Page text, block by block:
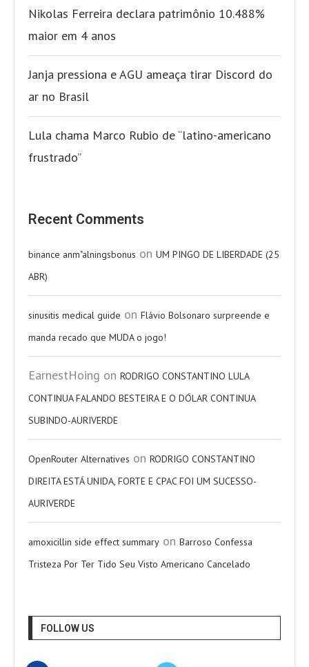
Nikolas Ferreira declara patrimônio 10.488%
maior em 4 anos
Janja pressiona e AGU ameaça tirar Discord do
ar no Brasil
Lula chama Marco Rubio de “latino-americano
frustrado”
Recent Comments
binance anm"alningsbonus on UM PINGO DE LIBERDADE (25
ABR)
sinusitis medical guide on Flávio Bolsonaro surpreende e
manda recado que MUDA o jogo!
EarnestHoing on RODRIGO CONSTANTINO LULA
CONTINUA FALANDO BESTEIRA E O DÓLAR CONTINUA
SUBINDO-AURIVERDE
OpenRouter Alternatives on RODRIGO CONSTANTINO
DIREITA ESTÁ UNIDA, FORTE E CPAC FOI UM SUCESSO-
AURIVERDE
amoxicillin side effect summary on Barroso Confessa
Tristeza Por Ter Tido Seu Visto Americano Cancelado
FOLLOW US